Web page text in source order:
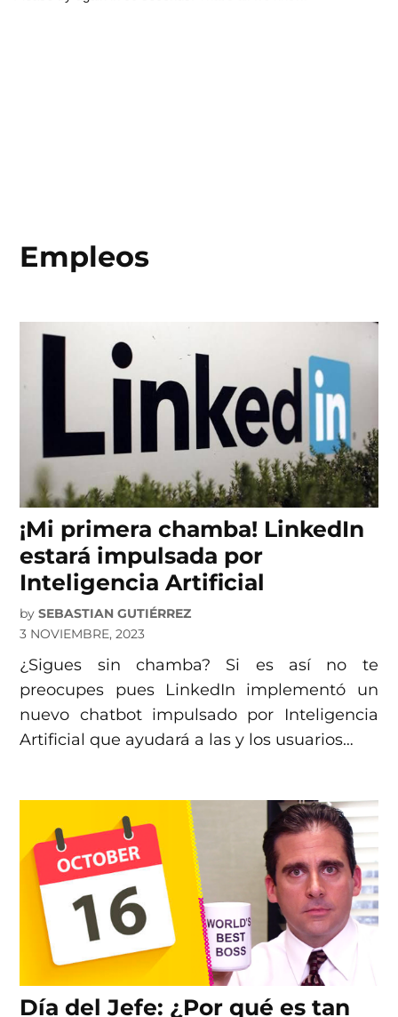
Skip Empleos
¡Mi primera chamba! LinkedIn
estará impulsada por
Inteligencia Artificial
by SEBASTIAN GUTIÉRREZ
3 NOVIEMBRE, 2023
¿Sigues sin chamba? Si es así no te
preocupes pues LinkedIn implementó un
nuevo chatbot impulsado por Inteligencia
Artificial que ayudará a las y los usuarios…
Día del Jefe: ¿Por qué es tan